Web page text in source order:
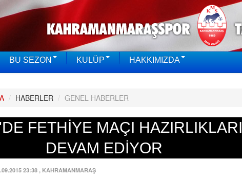
BU SEZON KULÜP HAKKIMIZDA
/ HABERLER / GENEL HABERLER
FETHİYE MAÇI HAZIRLIKLARI
DEVAM EDİYOR
23:38, KAHRAMANMARAŞ